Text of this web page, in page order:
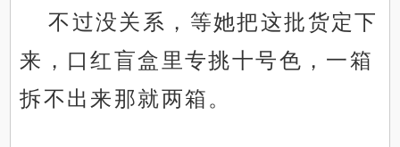
不过没关系，等她把这批货定下
来，口红盲盒里专挑十号色，一箱
拆不出来那就两箱。